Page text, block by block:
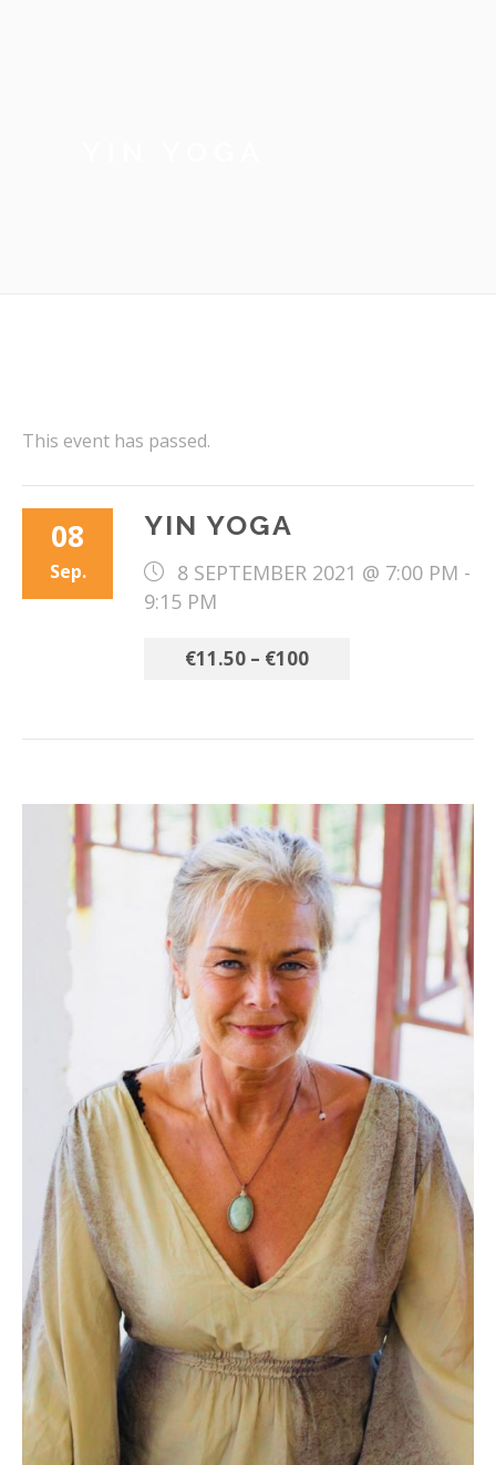
This event has passed.
08
Sep.
YIN YOGA
8 SEPTEMBER 2021 @ 7:00 PM -
9:15 PM
€11.50 – €100